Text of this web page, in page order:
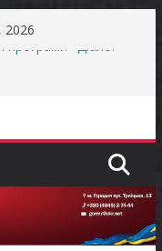
2026
«Діалог
Міністрів України